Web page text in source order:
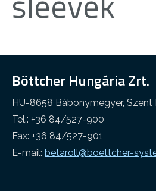
Böttcher Hungária Zrt.
HU-8658 Bábonymegyer,
Tel.: +36 84/527-900
Fax: +36 84/527-901
E-mail: betaroll@boettcher-